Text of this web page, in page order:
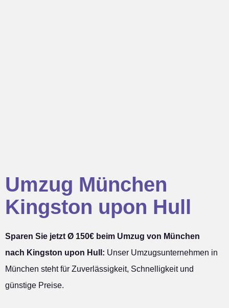
Umzug München
Kingston upon Hull
Sparen Sie jetzt Ø 150€ beim Umzug von München
nach Kingston upon Hull: Unser Umzugsunternehmen in
München steht für Zuverlässigkeit, Schnelligkeit und
günstige Preise.